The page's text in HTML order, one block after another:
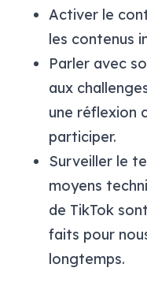
Activer le
les contenus
Parler avec
aux
une réflexion
participer.
Surveiller le
moyens
de TikTok
faits pour
longtemps.